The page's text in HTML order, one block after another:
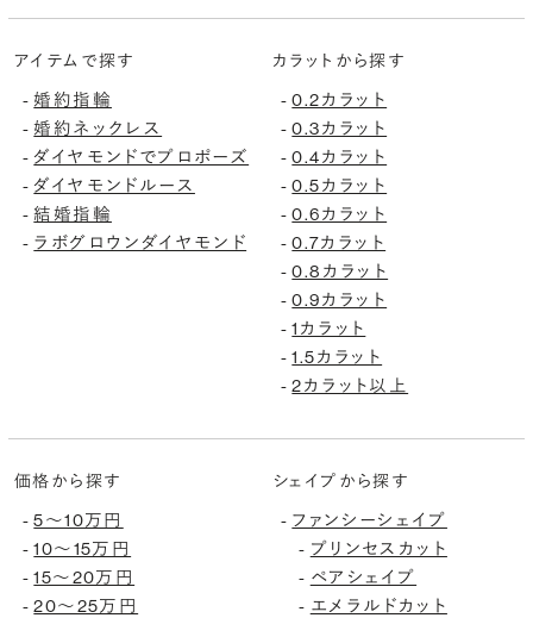
アイテムで探す
-婚約指輪
-婚約ネックレス
-ダイヤモンドでプロポーズ
-ダイヤモンドルース
-結婚指輪
- ラボグロウンダイヤモンド
カラットから探す
-0.2カラット
-0.3カラット
-0.4カラット
-0.5カラット
-0.6カラット
-0.7カラット
-0.8カラット
-0.9カラット
-1カラット
-1.5カラット
-2カラット以上
価格から探す
-5〜10万円
-10〜15万円
-15〜20万円
-20〜25万円
シェイプから探す
- ファンシーシェイプ
- プリンセスカット
- ペアシェイプ
- エメラルドカット